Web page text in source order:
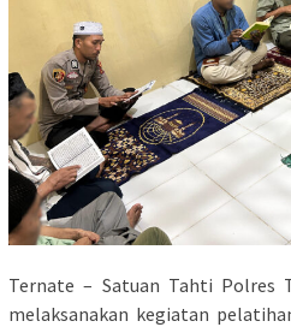
Ternate – Satuan Tahti Polres
melaksanakan kegiatan